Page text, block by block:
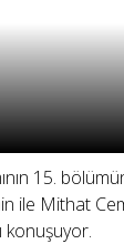
15.
ile Mithat
konuşuyor.